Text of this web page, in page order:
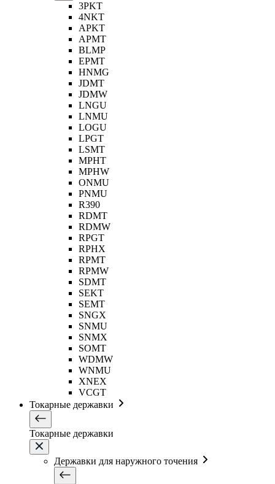
3PKT
4NKT
APKT
APMT
BLMP
EPMT
HNMG
JDMT
JDMW
LNGU
LNMU
LOGU
LPGT
LSMT
MPHT
MPHW
ONMU
PNMU
R390
RDMT
RDMW
RPGT
RPHX
RPMT
RPMW
SDMT
SEKT
SEMT
SNGX
SNMU
SNMX
SOMT
WDMW
WNMU
XNEX
VCGT
Токарные державки
Токарные державки
Державки для наружного точения